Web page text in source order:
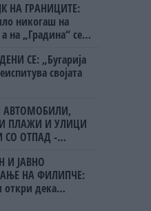
НА ГРАНИЦИТЕ:
никогаш на
на „Градина“ се
СЕ: „Бугарија
својата
АВТОМОБИЛИ,
ПЛАЖИ И УЛИЦИ
СО ОТПАД -
бран кон Сеута
И ЈАВНО
НА ФИЛИПЧЕ:
дека